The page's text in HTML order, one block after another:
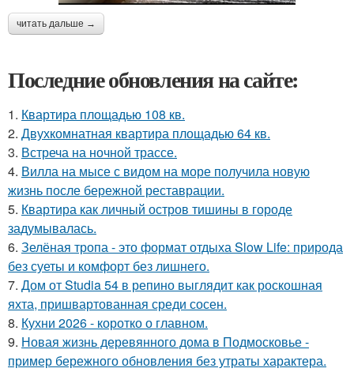
читать дальше →
Последние обновления на сайте:
1. Квартира площадью 108 кв.
2. Двухкомнатная квартира площадью 64 кв.
3. Встреча на ночной трассе.
4. Вилла на мысе с видом на море получила новую
жизнь после бережной реставрации.
5. Квартира как личный остров тишины в городе
задумывалась.
6. Зелёная тропа - это формат отдыха Slow Life: природа
без суеты и комфорт без лишнего.
7. Дом от Studia 54 в репино выглядит как роскошная
яхта, пришвартованная среди сосен.
8. Кухни 2026 - коротко о главном.
9. Новая жизнь деревянного дома в Подмосковье -
пример бережного обновления без утраты характера.